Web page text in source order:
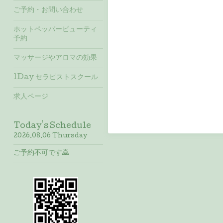
ご予約・お問い合わせ
ホットペッパービューティ
予約
マッサージやアロマの効果
1Day セラピストスクール
求人ページ
Today's Schedule
2026.08.06 Thursday
ご予約不可です🙇